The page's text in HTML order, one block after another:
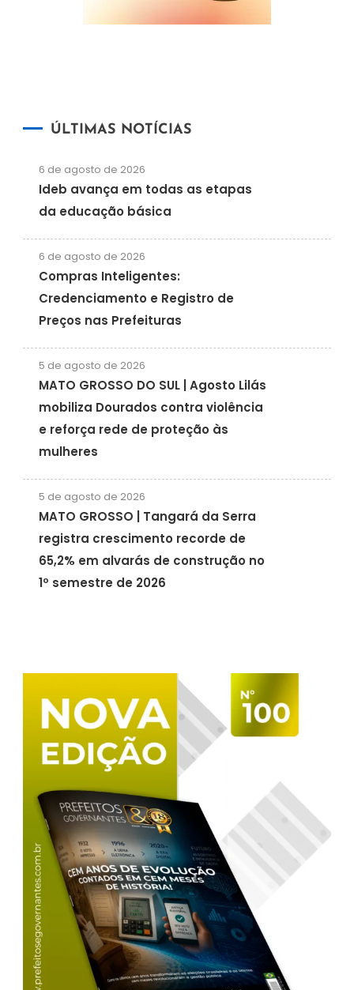
ÚLTIMAS NOTÍCIAS
6 de agosto de 2026
Ideb avança em todas as etapas
da educação básica
6 de agosto de 2026
Compras Inteligentes:
Credenciamento e Registro de
Preços nas Prefeituras
5 de agosto de 2026
MATO GROSSO DO SUL | Agosto Lilás
mobiliza Dourados contra violência
e reforça rede de proteção às
mulheres
5 de agosto de 2026
MATO GROSSO | Tangará da Serra
registra crescimento recorde de
65,2% em alvarás de construção no
1º semestre de 2026